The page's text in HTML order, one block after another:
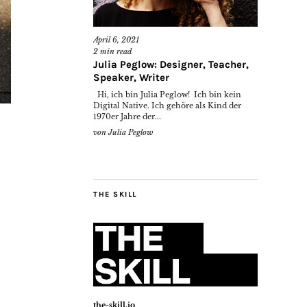
April 6, 2021
2 min read
Julia Peglow: Designer, Teacher,
Speaker, Writer
Hi, ich bin Julia Peglow! Ich bin kein
Digital Native. Ich gehöre als Kind der
1970er Jahre der...
vonJulia Peglow
THE SKILL
the-skill.io